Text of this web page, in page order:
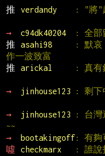
推
verdandy
: "將"
→
c94dk40204 : 全部
推
asahi98
: 默哀
作一波致富
推
arickal
: 真有
→
jinhouse123
: 剩下
→
jinhouse123
: 台灣
~~
→
bootakingoff: 有夠
噓
checkmarx : 誰說